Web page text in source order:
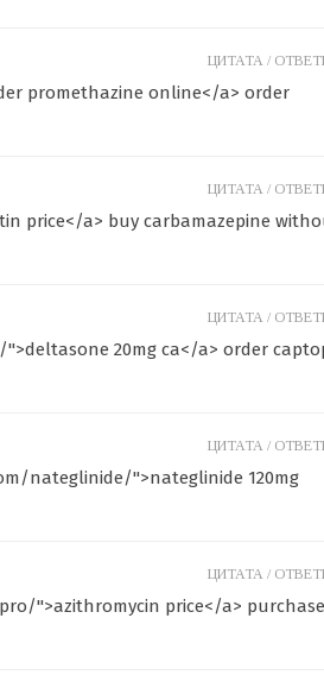
promethazine online</a> order
ЦИТАТА /
price</a> buy carbamazepine
ЦИТАТА /
20mg ca</a> order
ЦИТАТА /
nateglinide/">nateglinide 120mg
ЦИТАТА /
">azithromycin price</a> purchase
ЦИТАТА /